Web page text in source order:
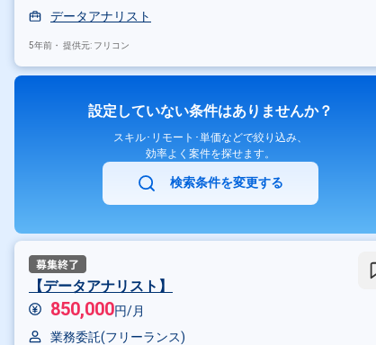
データアナリスト
5年前・ 提供元: フリコン
設定していない条件はありませんか？
スキル･リモート･単価などで絞り込み、
効率よく案件を探せます。
検索条件を変更する
【データアナリスト】
850,000円/月
業務委託(フリーランス)